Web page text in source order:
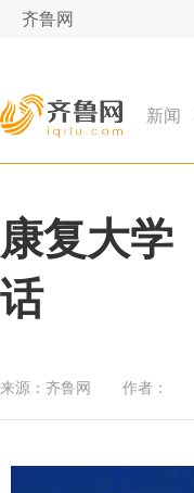
齐鲁网
新闻
康复大学
话
来源： 齐鲁网 作者：